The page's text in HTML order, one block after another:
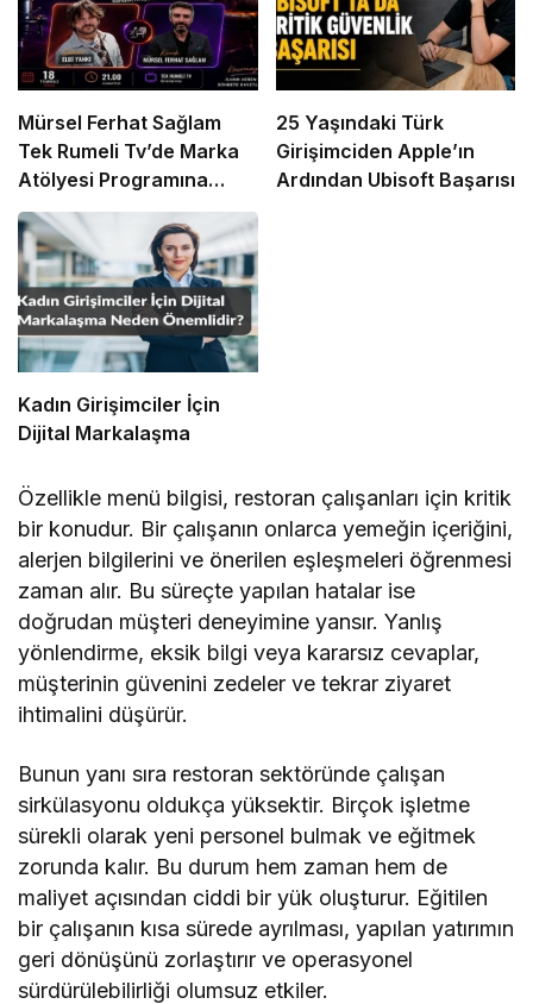
Mürsel Ferhat Sağlam
Tek Rumeli Tv’de Marka
Atölyesi Programına
Konuk Oldu
25 Yaşındaki Türk
Girişimciden Apple’ın
Ardından Ubisoft Başarısı
Kadın Girişimciler İçin
Dijital Markalaşma
Özellikle menü bilgisi, restoran çalışanları için kritik
bir konudur. Bir çalışanın onlarca yemeğin içeriğini,
alerjen bilgilerini ve önerilen eşleşmeleri öğrenmesi
zaman alır. Bu süreçte yapılan hatalar ise
doğrudan müşteri deneyimine yansır. Yanlış
yönlendirme, eksik bilgi veya kararsız cevaplar,
müşterinin güvenini zedeler ve tekrar ziyaret
ihtimalini düşürür.
Bunun yanı sıra restoran sektöründe çalışan
sirkülasyonu oldukça yüksektir. Birçok işletme
sürekli olarak yeni personel bulmak ve eğitmek
zorunda kalır. Bu durum hem zaman hem de
maliyet açısından ciddi bir yük oluşturur. Eğitilen
bir çalışanın kısa sürede ayrılması, yapılan yatırımın
geri dönüşünü zorlaştırır ve operasyonel
sürdürülebilirliği olumsuz etkiler.